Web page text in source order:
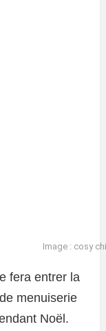
Image : cosy
fera entrer la
menuiserie
Noël.